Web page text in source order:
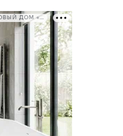
РЕКЛАМА • ООО СТРОИТЕЛЬНЫЙ ТОРГОВЫЙ ДОМ «ПЕТРОВИЧ». ИНН: 7802348846